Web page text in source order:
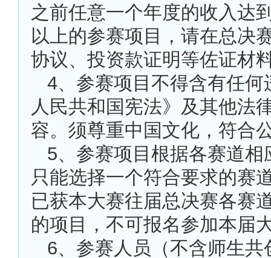
之前任意一个年度的收入达
以上的参赛项目，请在总决
协议、投资款证明等佐证材
4、参赛项目不得含有任何
人民共和国宪法》及其他法
容。须尊重中国文化，符合
5、参赛项目根据各赛道相
只能选择一个符合要求的赛
已获本大赛往届总决赛各赛
的项目，不可报名参加本届
6、参赛人员（不含师生共